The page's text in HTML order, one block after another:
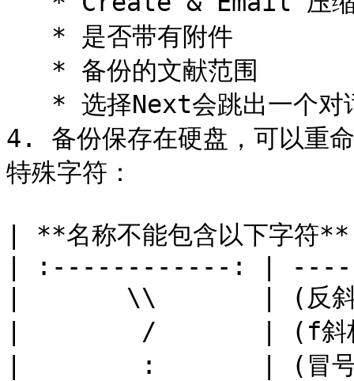
4. 备份保存在硬盘，可以重
特殊字符：
| **名称不能包含以下
| :------------: |
|       \\       | (反斜
|        /       | (f斜
|        :       | (冒